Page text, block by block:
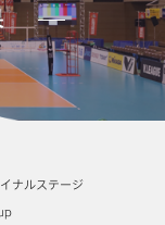
ナルステージ